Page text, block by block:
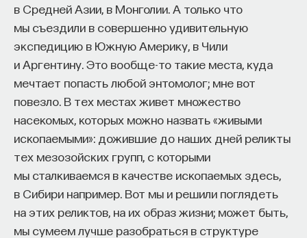
в Средней Азии, в Монголии. А только что
мы съездили в совершенно удивительную
экспедицию в Южную Америку, в Чили
и Аргентину. Это вообще-то такие места, куда
мечтает попасть любой энтомолог; мне вот
повезло. В тех местах живет множество
насекомых, которых можно назвать «живыми
ископаемыми»: дожившие до наших дней реликты
тех мезозойских групп, с которыми
мы сталкиваемся в качестве ископаемых здесь,
в Сибири например. Вот мы и решили поглядеть
на этих реликтов, на их образ жизни; может быть,
мы сумеем лучше разобраться в структуре